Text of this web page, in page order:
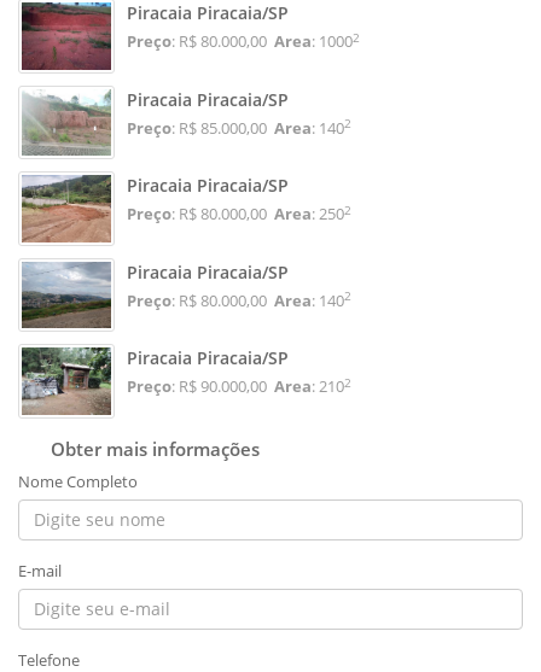
Piracaia Piracaia/SP
Preço: R$ 80.000,00 Area: 10002
Piracaia Piracaia/SP
Preço: R$ 85.000,00 Area: 1402
Piracaia Piracaia/SP
Preço: R$ 80.000,00 Area: 2502
Piracaia Piracaia/SP
Preço: R$ 80.000,00 Area: 1402
Piracaia Piracaia/SP
Preço: R$ 90.000,00 Area: 2102
Obter mais informações
Nome Completo
E-mail
Telefone